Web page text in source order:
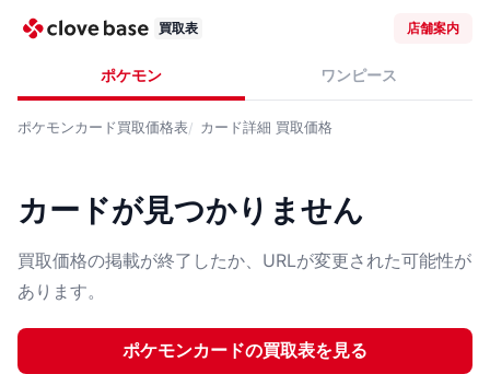
買取表 店舗案内
ポケモン ワンピース
ポケモンカード買取価格表 カード詳細 買取価格
カードが見つかりません
買取価格の掲載が終了したか、URLが変更された可能性が
あります。
ポケモンカードの買取表を見る